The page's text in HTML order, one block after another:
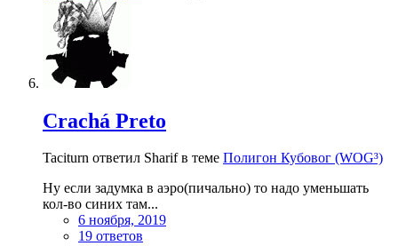
Crachá Preto
Taciturn ответил Sharif в теме Полигон Кубовог (WOG³)
Ну если задумка в аэро(пичально) то надо уменьшать
кол-во синих там...
6 ноября, 2019
19 ответов